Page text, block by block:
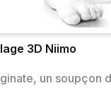
3D Niimo
un soupçon